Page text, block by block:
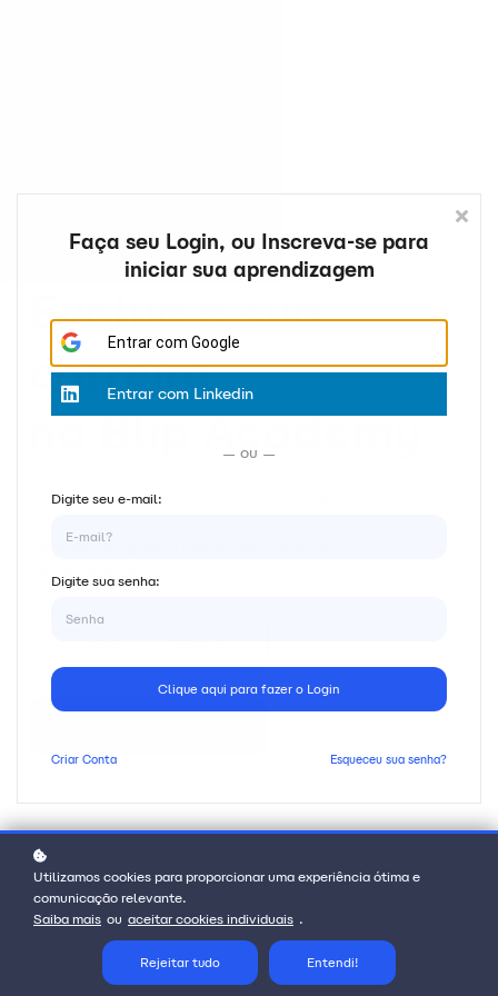
Evolua a sua
carreira
na Blip Academy
Somos especialistas em conversas inteligentes
Aprenda com quem é referência no mercado
Utilizamos cookies para proporcionar uma experiência ótima e
comunicação relevante.
Saiba mais ou aceitar cookies individuais .
Rejeitar tudo Entendi!
Faça seu Login, ou Inscreva-se para
iniciar sua aprendizagem
Entrarcom Google
Entrar com Linkedin
ou
Digite seu e-mail:
Digite sua senha:
Clique aqui para fazer o Login
Criar Conta Esqueceu sua senha?